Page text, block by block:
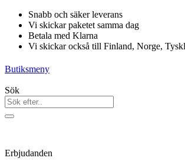
Hoppa
innehåll
Snabb och säker leverans
Vi skickar paketet samma dag
Betala med Klarna
Vi skickar också till Finland, Norge,
Butiksmeny
Sök
Erbjudanden